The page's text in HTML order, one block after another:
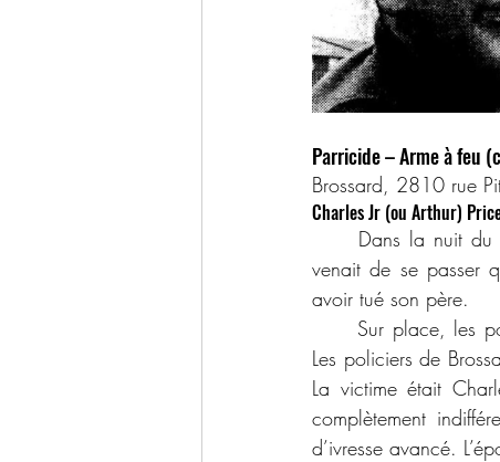
Parricide – Arme à feu
Brossard, 2810 rue
Charles Jr (ou Arthur)
venait de se passer
avoir tué son père.
Les policiers de
La victime était
complètement
d’ivresse avancé.